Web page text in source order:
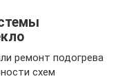
ремонт подогрева
схем